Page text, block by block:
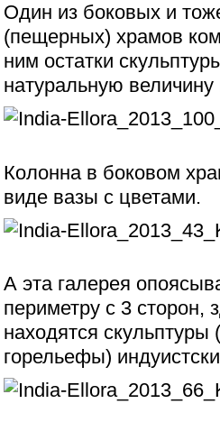
Один из боковых и
(пещерных) храмов
ним остатки
натуральную
Колонна в боковом
виде вазы с цветами.
А эта галерея
периметру с 3 сторон,
находятся
горельефы)